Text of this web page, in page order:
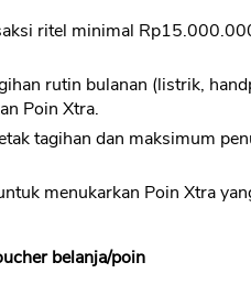
ritel minimal
rutin bulanan (listrik,
Poin Xtra.
tagihan dan maksimum
menukarkan Poin Xtra
belanja/poin